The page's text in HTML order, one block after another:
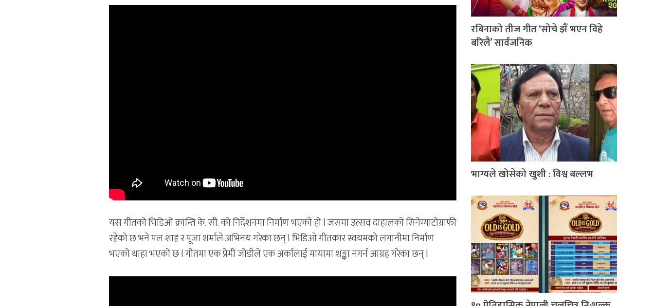
यस गीतको भिडिओ क्रान्ति के. सी. को निर्देशनमा निर्माण भएको हो l जसमा उत्सव दाहालको सिनेम्याटोग्राफी
रहेको छ भने पल शाह र पूजा शर्माले अभिनय गरेका छन् l भिडिओ गीतकार स्वयमको लगानीमा निर्माण
भएको थाहा भएको छ l गीतमा एक प्रेमी जोडीले एक अर्कालाई मायामा शङ्का नगर्न आग्रह गरेका छन् l
रबिनाको तीज गीत ‘सोचे झैं भएन विहे
बरिलै’ सार्वजनिक
भाग्यले खोसेको खुशी : विश्व बल्लभ